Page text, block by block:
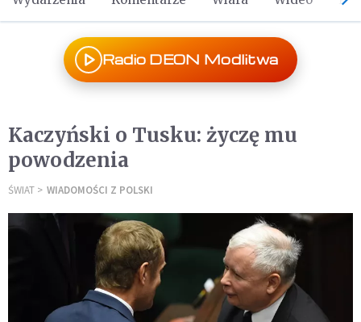
Radio DEON Modlitwa
Kaczyński o Tusku: życzę mu
powodzenia
ŚWIAT WIADOMOŚCI Z POLSKI